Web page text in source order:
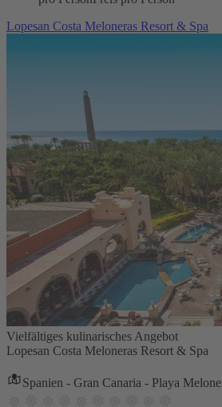
Lopesan Costa Meloneras Resort & Spa
Vielfältiges kulinarisches Angebot
Lopesan Costa Meloneras Resort & Spa
Spanien - Gran Canaria - Playa